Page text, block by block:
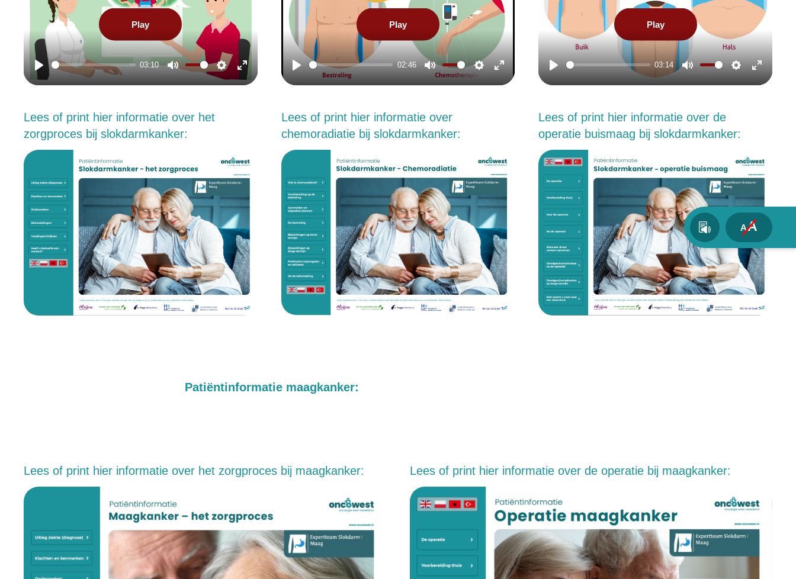
Play
03:10
SettingsEnter
Play
Lees of print hier informatie over het
zorgproces bij slokdarmkanker:
02:46
Mute
Enter
Play
Lees of print hier informatie over
chemoradiatie bij slokdarmkanker:
03:14
Enter
Play
Lees of print hier informatie over de
operatie buismaag bij slokdarmkanker:
Patiëntinformatie maagkanker:
Lees of print hier informatie over het zorgproces bij maagkanker: Lees of print hier informatie over de operatie bij maagkanker:
AA